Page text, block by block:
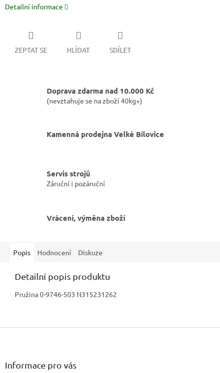
Detailní informace
ZEPTAT SE HLÍDAT SDÍLET
Doprava zdarma nad 10.000 Kč
(nevztahuje se na zboží 40kg+)
Kamenná prodejna Velké Bílovice
Servis strojů
Záruční i pozáruční
Vrácení, výměna zboží
Popis Hodnocení Diskuze
Detailní popis produktu
Pružina 0-9746-503 N315231262
Z
Informace pro vás